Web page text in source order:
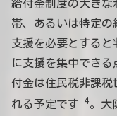
給付金制度の大きな
帯、あるいは特定の
支援を必要とする
に支援を集中できる
付金は住民税非課税
れる予定です 4。大